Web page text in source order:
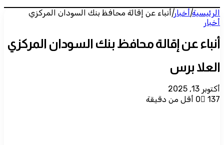
الرئيسية|أخبار|أنباء عن إقالة محافظ بنك السودان المركزي
أخبار
أنباء عن إقالة محافظ بنك السودان المركزي
العلا برس
أكتوبر 13, 2025
0
137 أقل من دقيقة